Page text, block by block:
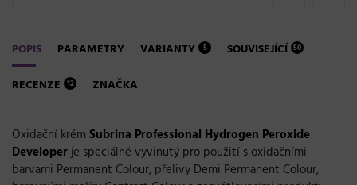
POPIS PARAMETRY VARIANTY 5 SOUVISEJÍCÍ 50
RECENZE 12 ZNAČKA
Oxidační krém Subrina Professional Hydrogen Peroxide
Developerje speciálně vyvinutý pro použití s oxidačními
barvami Permanent Colour, přelivy Demi Permanent Colour,